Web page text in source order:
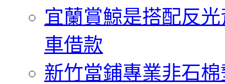
宜蘭賞鯨是搭配反
車借款
新竹當鋪專業非石